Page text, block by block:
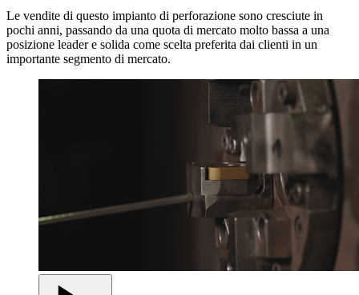
Le vendite di questo impianto di perforazione sono cresciute in
pochi anni, passando da una quota di mercato molto bassa a una
posizione leader e solida come scelta preferita dai clienti in un
importante segmento di mercato.